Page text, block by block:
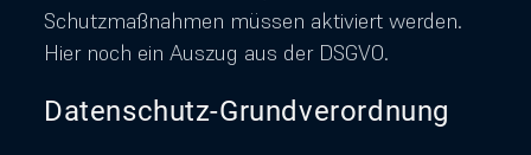
Schutzmaßnahmen müssen aktiviert werden.
Hier noch ein Auszug aus der DSGVO.
Datenschutz-Grundverordnung